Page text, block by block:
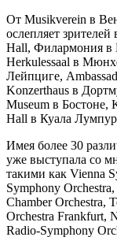
От Musikverein в
ослепляет
Hall, Филармония в
Herkulessaal в
Лейпциге,
Konzerthaus в
Museum в Бостоне,
Hall в Куала
Имея более 30
уже выступала со
такими как Vienna
Symphony
Chamber Orchestra,
Orchestra Frankfurt,
Radio-Symphony